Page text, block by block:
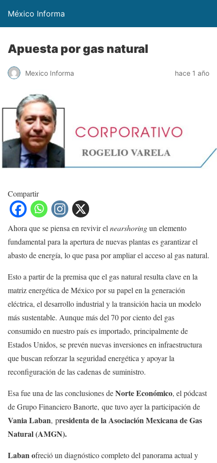
México Informa
Apuesta por gas natural
Mexico Informa hace 1 año
Compartir
Ahora que se piensa en revivir el nearshoringun elemento
fundamental para la apertura de nuevas plantas es garantizar el
abasto de energía, lo que pasa por ampliar el acceso al gas natural.
Esto a partir de la premisa que el gas natural resulta clave en la
matriz energética de México por su papel en la generación
eléctrica, el desarrollo industrial y la transición hacia un modelo
más sustentable. Aunque más del 70 por ciento del gas
consumido en nuestro país es importado, principalmente de
Estados Unidos, se prevén nuevas inversiones en infraestructura
que buscan reforzar la seguridad energética y apoyar la
reconfiguración de las cadenas de suministro.
Esa fue una de las conclusiones deNorte Económico, el pódcast
de Grupo Financiero Banorte, que tuvo ayer la participación de
Vania Laban, presidenta de la Asociación Mexicana de Gas
Natural (AMGN).
Laban ofreció un diagnóstico completo del panorama actual y